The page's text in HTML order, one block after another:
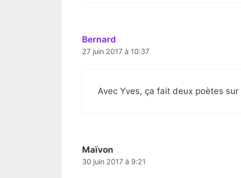
Bernard
27 juin 2017 à 10:37
Avec Yves, ça fait deux poètes sur
Maïvon
30 juin 2017 à 9:21